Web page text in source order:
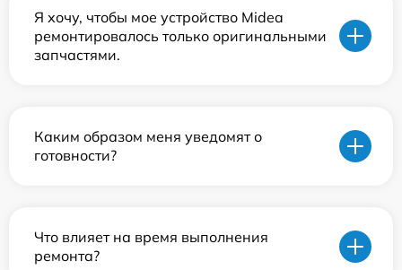
Я хочу, чтобы мое устройство Midea
ремонтировалось только оригинальными
запчастями.
Каким образом меня уведомят о
готовности?
Что влияет на время выполнения
ремонта?